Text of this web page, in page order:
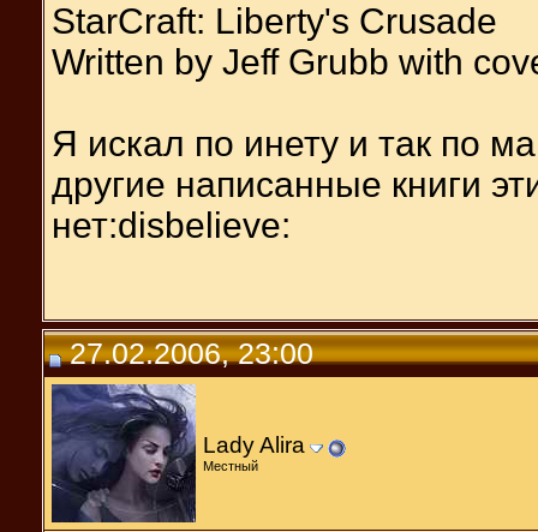
StarCraft: Liberty's Crusade
Written by Jeff Grubb with
Я искал по инету и так по
другие написанные книги
нет:disbelieve:
27.02.2006, 23:00
Lady Alira
Местный